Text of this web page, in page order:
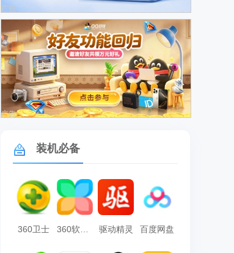
广告
广告
装机必备
360卫士 360软件管家 驱动精灵 百度网盘